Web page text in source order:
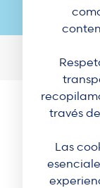
través
Las
Doutor Finanças,